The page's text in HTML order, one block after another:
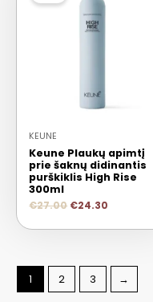
KEUNE
Keune Plaukų apimtį
prie šaknų didinantis
purškiklis High Rise
300ml
€27.00 €24.30
1 2 3 →